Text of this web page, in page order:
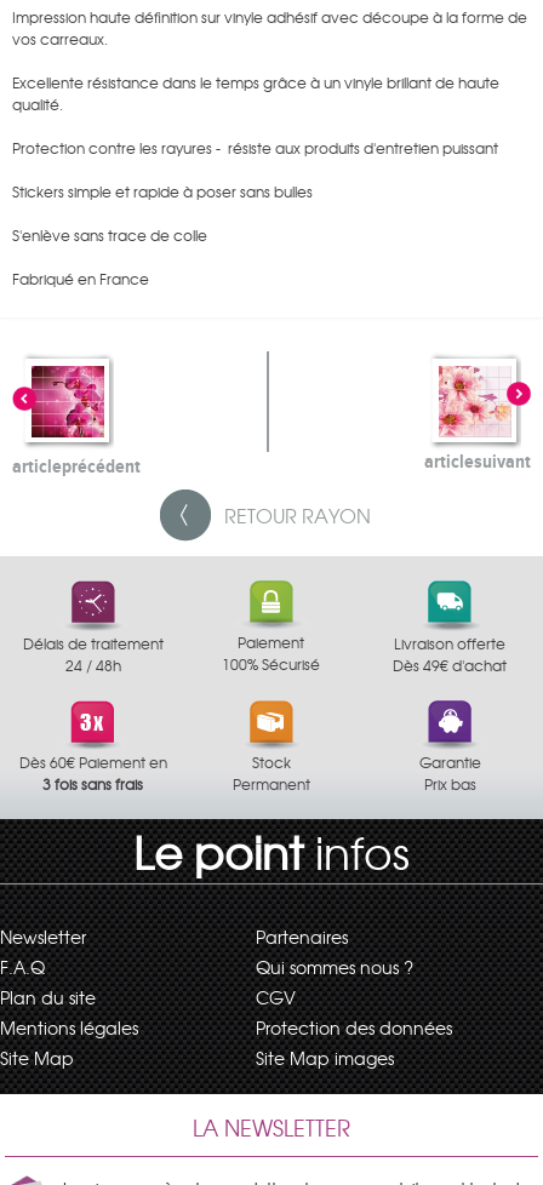
Impression haute définition sur vinyle adhésif avec découpe à la forme de
vos carreaux.
Excellente résistance dans le temps grâce à un vinyle brillant de haute
qualité.
Protection contre les rayures - résiste aux produits d'entretien puissant
Stickers simple et rapide à poser sans bulles
S'enlève sans trace de colle
Fabriqué en France
articleprécédent articlesuivant
RETOUR RAYON
Délais de traitement
24 / 48h
Paiement
100% Sécurisé
Livraison offerte
Dès 49€ d'achat
Dès 60€ Paiement en
3 fois sans frais
Stock
Permanent
Garantie
Prix bas
Le pointinfos
Newsletter
Partenaires
F.A.Q
Qui sommes nous ?
Plan du site
CGV
Mentions légales
Protection des données
Site Map
Site Map images
LA NEWSLETTER